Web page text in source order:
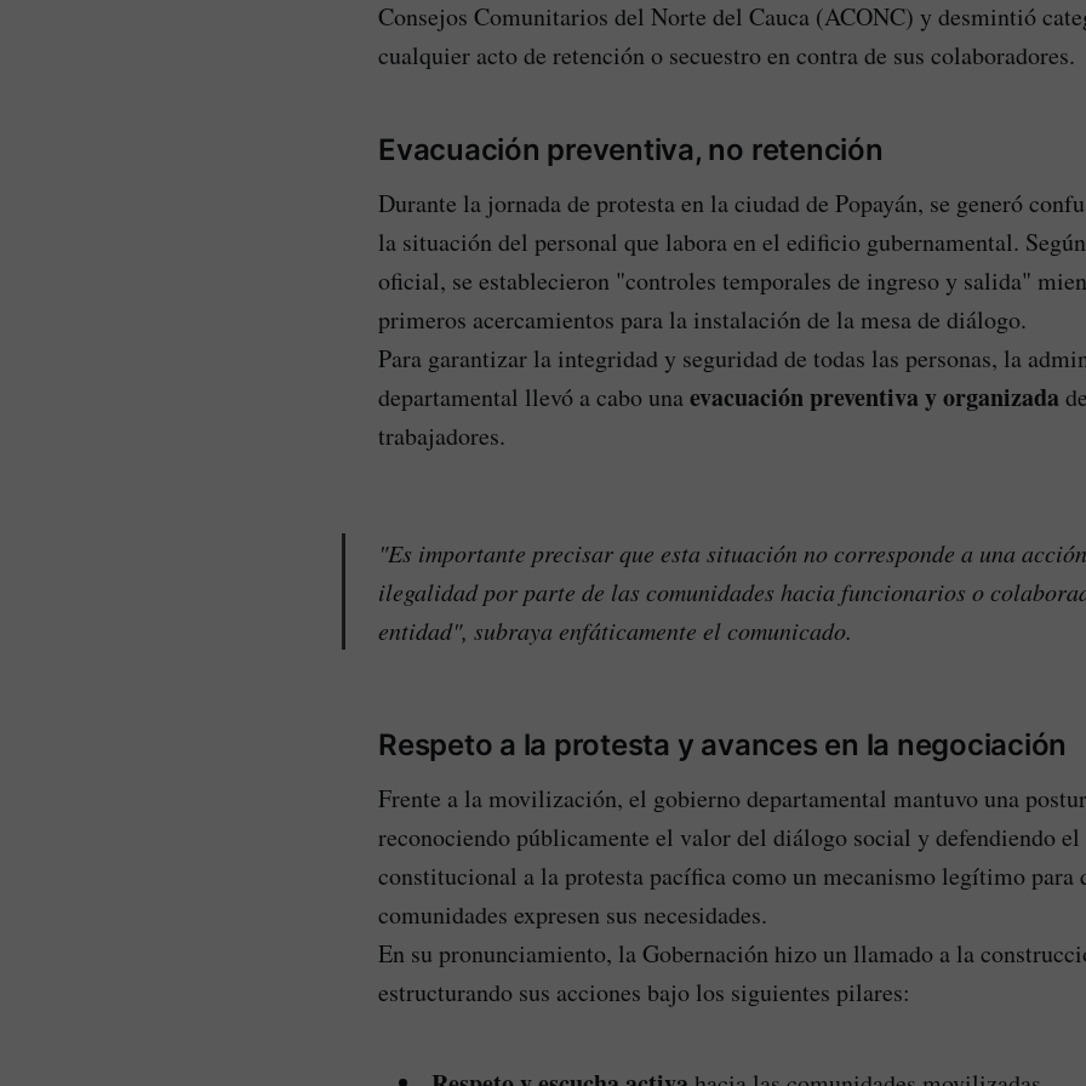
Consejos Comunitarios del Norte del Cauca (ACONC) y desmintió
cualquier acto de retención o secuestro en contra de sus colaboradores.
Evacuación preventiva, no retención
Durante la jornada de protesta en la ciudad de Popayán, se generó
la situación del personal que labora en el edificio gubernamental.
oficial, se establecieron "controles temporales de ingreso y salida"
primeros acercamientos para la instalación de la mesa de diálogo.
Para garantizar la integridad y seguridad de todas las personas, la
departamental llevó a cabo unaevacuación preventiva y organizada
trabajadores.
"Es importante precisar que esta situación no corresponde a una
ilegalidad por parte de las comunidades hacia funcionarios o
entidad", subraya enfáticamente el comunicado.
Respeto a la protesta y avances en la negociación
Frente a la movilización, el gobierno departamental mantuvo una
reconociendo públicamente el valor del diálogo social y defendiendo el
constitucional a la protesta pacífica como un mecanismo legítimo para
comunidades expresen sus necesidades.
En su pronunciamiento, la Gobernación hizo un llamado a la
estructurando sus acciones bajo los siguientes pilares: